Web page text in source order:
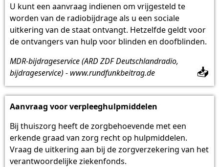
U kunt een aanvraag indienen om vrijgesteld te
worden van de radiobijdrage als u een sociale
uitkering van de staat ontvangt. Hetzelfde geldt voor
de ontvangers van hulp voor blinden en doofblinden.
MDR-bijdrageservice (ARD ZDF Deutschlandradio,
bijdrageservice) - www.rundfunkbeitrag.de
📥
Aanvraag voor verpleeghulpmiddelen
Bij thuiszorg heeft de zorgbehoevende met een
erkende graad van zorg recht op hulpmiddelen.
Vraag de uitkering aan bij de zorgverzekering van het
verantwoordelijke ziekenfonds.